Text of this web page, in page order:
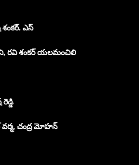
ఎస్
రవి శంకర్ యలమంచిలి
చంద్ర మోహన్